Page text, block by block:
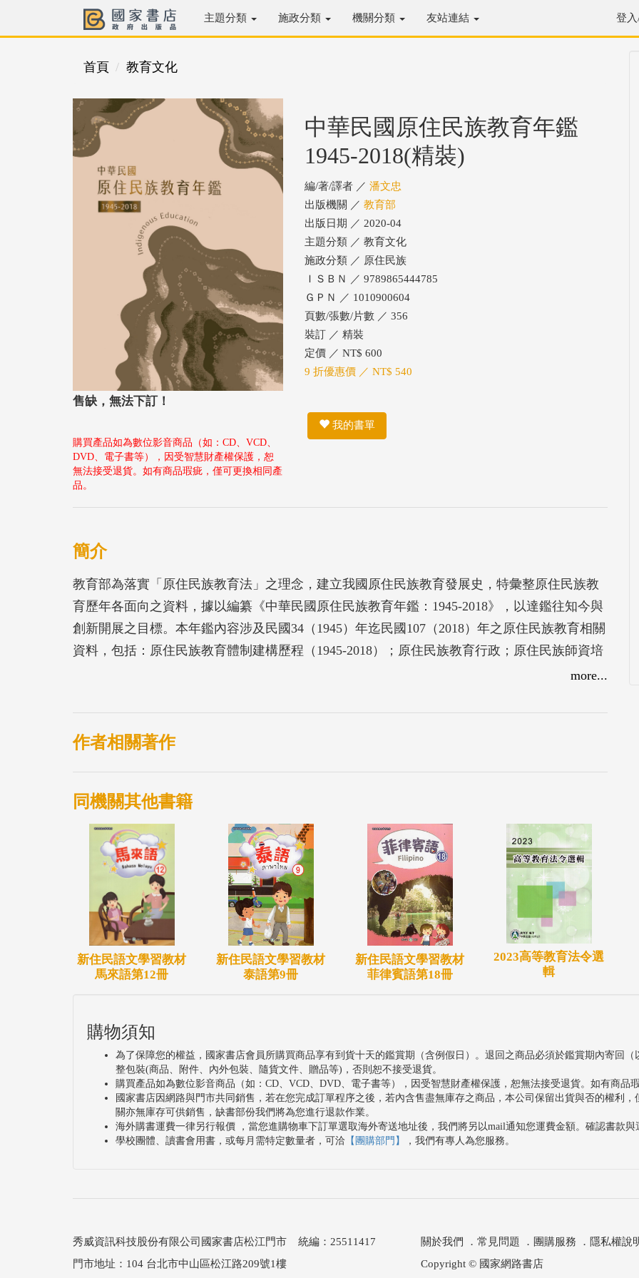
主題分類 施政分類 機關分類 友站連結 登
首頁 教育文化
售缺，無法下訂！
購買產品如為數位影音商品（如：CD、VCD、
DVD、電子書等），因受智慧財產權保護，恕
無法接受退貨。如有商品瑕疵，僅可更換相同產
品。
中華民國原住民族教育年鑑
1945-2018(精裝)
編/著/譯者 ／ 潘文忠
出版機關 ／ 教育部
出版日期 ／ 2020-04
主題分類 ／ 教育文化
施政分類 ／ 原住民族
ＩＳＢＮ ／ 9789865444785
ＧＰＮ ／ 1010900604
頁數/張數/片數 ／ 356
裝訂 ／ 精裝
定價 ／ NT$ 600
9 折優惠價 ／ NT$ 540
我的書單
簡介
教育部為落實「原住民族教育法」之理念，建立我國原住民族教育發展史，特彙整原住民族教
育歷年各面向之資料，據以編纂《中華民國原住民族教育年鑑：1945-2018》，以達鑑往知今與
創新開展之目標。本年鑑內容涉及民國34（1945）年迄民國107（2018）年之原住民族教育相關
資料，包括：原住民族教育體制建構歷程（1945-2018）；原住民族教育行政；原住民族師資培
育；原住民族族語課程、教材、教學；原住民重點學校；高級中等學校原住民藝能班與原住民
more...
作者相關著作
同機關其他書籍
新住民語文學習教材
馬來語第12冊
新住民語文學習教材
泰語第9冊
新住民語文學習教材
菲律賓語第18冊
2023高等教育法令選
輯
購物須知
為了保障您的權益，國家書店會員所購買商品享有到貨十天的鑑賞期（含例假日）。退回之商品必須於鑑賞期內寄回
整包裝(商品、附件、內外包裝、隨貨文件、贈品等)，否則恕不接受退貨。
購買產品如為數位影音商品（如：CD、VCD、DVD、電子書等），因受智慧財產權保護，恕無法接受退貨。如有商品
國家書店因網路與門市共同銷售，若在您完成訂單程序之後，若內含售盡無庫存之商品，本公司保留出貨與否的權利
關亦無庫存可供銷售，缺書部份我們將為您進行退款作業。
海外購書運費一律另行報價 ，當您進購物車下訂單選取海外寄送地址後，我們將另以mail通知您運費金額。確認書款
學校團體、讀書會用書，或每月需特定數量者，可洽 【團購部門】 ，我們有專人為您服務。
秀威資訊科技股份有限公司國家書店松江門市 統編：25511417
門市地址：104 台北市中山區松江路209號1樓
關於我們 ． 常見問題 ． 團購服務 ． 隱私權說
Copyright © 國家網路書店